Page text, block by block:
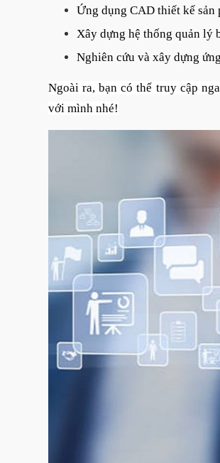
Ứng dụng CAD thiết kế sản
Xây dựng hệ thống quản lý
Nghiên cứu và xây dựng
Ngoài ra, bạn có thể truy cập
với mình nhé!